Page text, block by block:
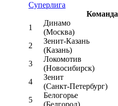
Суперлига
Команда
1
Динамо
(Москва)
2
Зенит-Казань
(Казань)
3
Локомотив
(Новосибирск)
4
Зенит
(Санкт-Петербург)
5
Белогорье
(Белгород)